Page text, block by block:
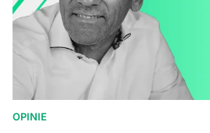
OPINIE